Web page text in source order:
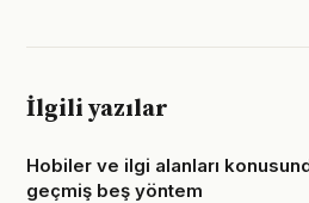
İlgili yazılar
Hobiler ve ilgi alanları
geçmiş beş yöntem